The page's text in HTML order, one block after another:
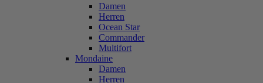
Damen
Herren
Ocean Star
Commander
Multifort
Mondaine
Damen
Herren